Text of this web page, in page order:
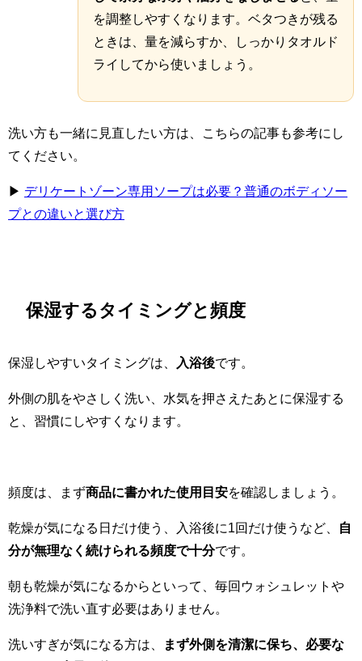
を調整しやすくなります。ベタつきが残る
ときは、量を減らすか、しっかりタオルド
ライしてから使いましょう。
洗い方も一緒に見直したい方は、こちらの記事も参考にし
てください。
▶ デリケートゾーン専用ソープは必要？普通のボディソー
プとの違いと選び方
保湿するタイミングと頻度
保湿しやすいタイミングは、 入浴後です。
外側の肌をやさしく洗い、水気を押さえたあとに保湿する
と、習慣にしやすくなります。
頻度は、まず商品に書かれた使用目安を確認しましょう。
乾燥が気になる日だけ使う、入浴後に1回だけ使うなど、
自
分が無理なく続けられる頻度で十分です。
朝も乾燥が気になるからといって、毎回ウォシュレットや
洗浄料で洗い直す必要はありません。
洗いすぎが気になる方は、
まず外側を清潔に保ち、必要な